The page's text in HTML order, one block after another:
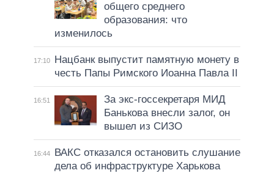
общего среднего
образования: что
изменилось
17:10
Нацбанк выпустит памятную монету в
честь Папы Римского Иоанна Павла II
16:51
За экс-госсекретаря МИД
Банькова внесли залог, он
вышел из СИЗО
16:44
ВАКС отказался остановить слушание
дела об инфраструктуре Харькова